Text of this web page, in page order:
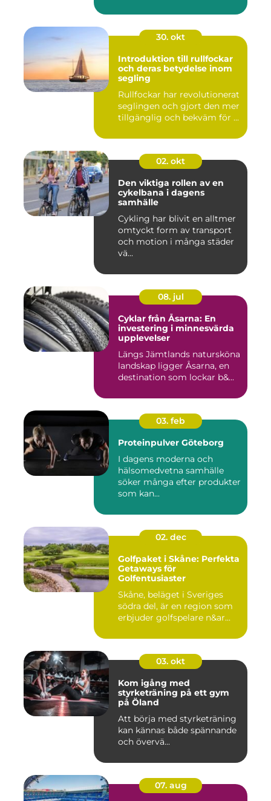
30. okt
Introduktion till rullfockar
och deras betydelse inom
segling
Rullfockar har revolutionerat
seglingen och gjort den mer
tillgänglig och bekväm för ...
02. okt
Den viktiga rollen av en
cykelbana i dagens
samhälle
Cykling har blivit en alltmer
omtyckt form av transport
och motion i många städer
vä...
08. jul
Cyklar från Åsarna: En
investering i minnesvärda
upplevelser
Längs Jämtlands natursköna
landskap ligger Åsarna, en
destination som lockar b&...
03. feb
Proteinpulver Göteborg
I dagens moderna och
hälsomedvetna samhälle
söker många efter produkter
som kan...
02. dec
Golfpaket i Skåne: Perfekta
Getaways för
Golfentusiaster
Skåne, beläget i Sveriges
södra del, är en region som
erbjuder golfspelare n&ar...
03. okt
Kom igång med
styrketräning på ett gym
på Öland
Att börja med styrketräning
kan kännas både spännande
och övervä...
07. aug